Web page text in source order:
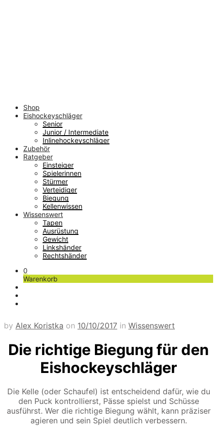
Shop
Eishockeyschläger
Senior
Junior / Intermediate
Inlinehockeyschläger
Zubehör
Ratgeber
Einsteiger
Spielerinnen
Stürmer
Verteidiger
Biegung
Kellenwissen
Wissenswert
Tapen
Ausrüstung
Gewicht
Linkshänder
Rechtshänder
0
Warenkorb
by Alex Koristka on 10/10/2017 in Wissenswert
Die richtige Biegung für den
Eishockeyschläger
Die Kelle (oder Schaufel) ist entscheidend dafür, wie du
den Puck kontrollierst, Pässe spielst und Schüsse
ausführst. Wer die richtige Biegung wählt, kann präziser
agieren und sein Spiel deutlich verbessern.